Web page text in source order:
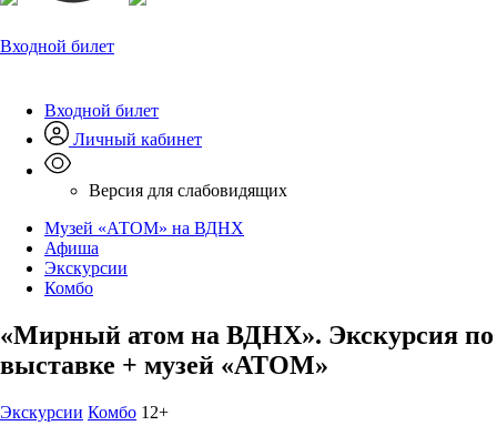
Входной билет
Входной билет
Личный кабинет
Версия для слабовидящих
Музей «АТОМ» на ВДНХ
Афиша
Экскурсии
Комбо
«Мирный атом на ВДНХ». Экскурсия по
выставке + музей «АТОМ»
Экскурсии Комбо 12+